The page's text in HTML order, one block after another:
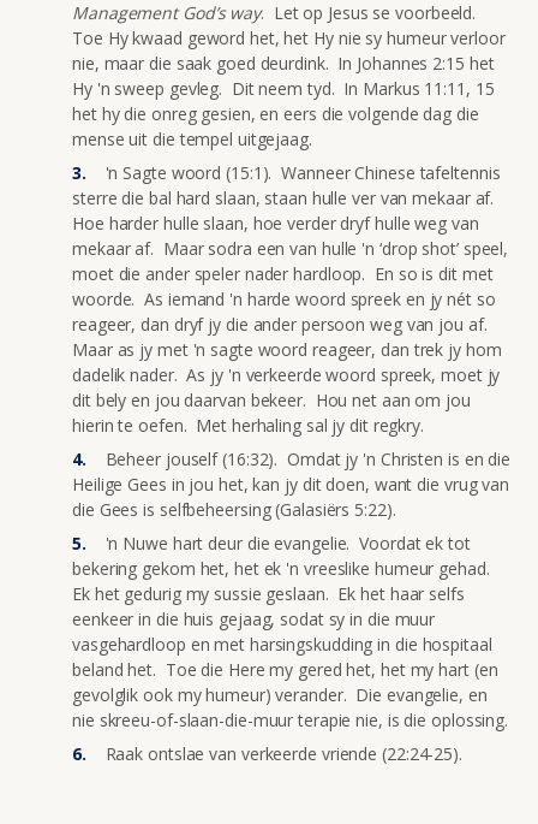
Management God’s way. Let op Jesus se voorbeeld.
Toe Hy kwaad geword het, het Hy nie sy humeur verloor
nie, maar die saak goed deurdink. In Johannes 2:15 het
Hy 'n sweep gevleg. Dit neem tyd. In Markus 11:11, 15
het hy die onreg gesien, en eers die volgende dag die
mense uit die tempel uitgejaag.
'n Sagte woord (15:1). Wanneer Chinese tafeltennis
sterre die bal hard slaan, staan hulle ver van mekaar af.
Hoe harder hulle slaan, hoe verder dryf hulle weg van
mekaar af. Maar sodra een van hulle 'n ‘drop shot’ speel,
moet die ander speler nader hardloop. En so is dit met
woorde. As iemand 'n harde woord spreek en jy nét so
reageer, dan dryf jy die ander persoon weg van jou af.
Maar as jy met 'n sagte woord reageer, dan trek jy hom
dadelik nader. As jy 'n verkeerde woord spreek, moet jy
dit bely en jou daarvan bekeer. Hou net aan om jou
hierin te oefen. Met herhaling sal jy dit regkry.
Beheer jouself (16:32). Omdat jy 'n Christen is en die
Heilige Gees in jou het, kan jy dit doen, want die vrug van
die Gees is selfbeheersing (Galasiërs 5:22).
'n Nuwe hart deur die evangelie. Voordat ek tot
bekering gekom het, het ek 'n vreeslike humeur gehad.
Ek het gedurig my sussie geslaan. Ek het haar selfs
eenkeer in die huis gejaag, sodat sy in die muur
vasgehardloop en met harsingskudding in die hospitaal
beland het. Toe die Here my gered het, het my hart (en
gevolglik ook my humeur) verander. Die evangelie, en
nie skreeu-of-slaan-die-muur terapie nie, is die oplossing.
Raak ontslae van verkeerde vriende (22:24-25).